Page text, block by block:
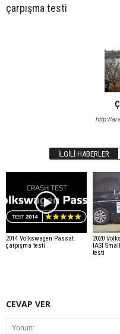
çarpışma testi
http://
İLGILI HABERLER
2014 Volkswagen Passat
çarpışma testi
2020
IASI
testi
CEVAP VER